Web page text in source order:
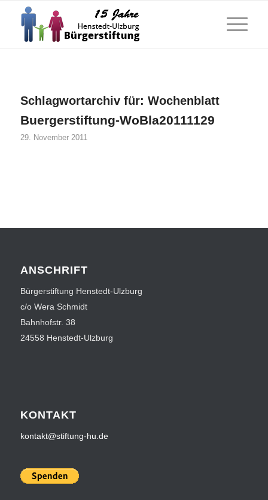
Schlagwortarchiv für: Wochenblatt
Buergerstiftung-WoBla20111129
29. November 2011
ANSCHRIFT
Bürgerstiftung Henstedt-Ulzburg
c/o Wera Schmidt
Bahnhofstr. 38
24558 Henstedt-Ulzburg
KONTAKT
kontakt@stiftung-hu.de